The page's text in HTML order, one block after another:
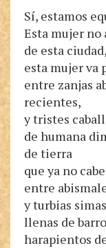
Sí, estamos
Esta mujer no
de esta ciudad,
esta mujer va
entre zanjas
recientes,
y tristes
de humana
de tierra
que ya no
entre
y turbias
llenas de
harapientos